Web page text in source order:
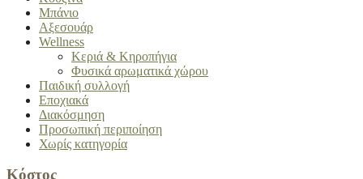
Μπάνιο
Αξεσουάρ
Wellness
Κεριά & Κηροπήγια
Φυσικά αρωματικά χώρου
Παιδική συλλογή
Εποχιακά
Διακόσμηση
Προσωπική περιποίηση
Χωρίς κατηγορία
Κόστος